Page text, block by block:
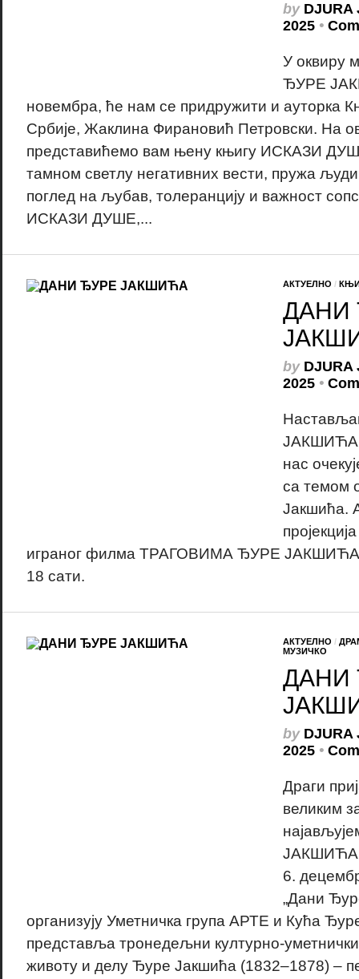
by DJURA
2025 •
У оквиру
ЂУРЕ
новембра, ће нам се придружити и ауторка
Србије, Жаклина Фирановић Петровски. На
представићемо вам њену књигу ИСКАЗИ
тамном светлу негативних вести, пружа
поглед на љубав, толеранцију и важност
ИСКАЗИ ДУШЕ,...
АКТУЕЛНО /
ДАНИ
by DJURA
2025 •
ЈАКШИЋА
нас
са темом
Јакшића.
играног филма ТРАГОВИМА ЂУРЕ
18 сати.
АКТУЕЛНО /
МУЗИЧКО
ДАНИ
by DJURA
2025 •
Драги
великим
ЈАКШИЋА!
6.
„Дани
организују Уметничка група АРТЕ и Кућа
представља тронедељни културно-
животу и делу Ђуре Јакшића (1832–1878) –